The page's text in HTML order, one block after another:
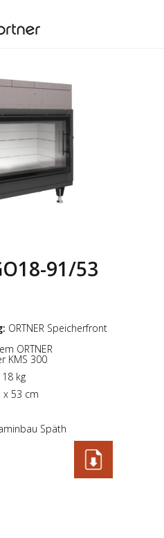
91/53
ORTNER Speicherfront
ORTNER
KMS 300
18 kg
x 53 cm
Späth